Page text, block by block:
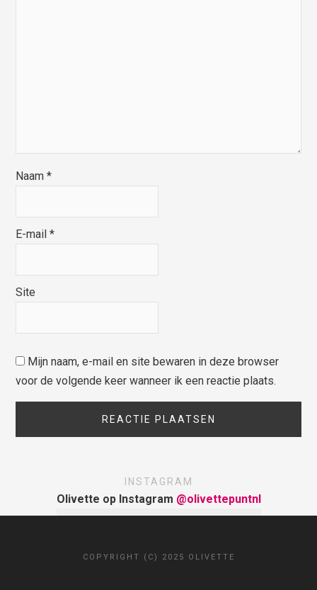
Naam*
E-mail*
Site
Mijn naam, e-mail en site bewaren in deze browser
voor de volgende keer wanneer ik een reactie plaats.
INSTAGRAM
Olivette op Instagram @olivettepuntnl
COPYRIGHT (C) 2025 OLIVETTE